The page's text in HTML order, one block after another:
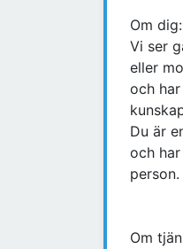
Om dig:
Vi ser
eller
och
Du är
och
person.
Om